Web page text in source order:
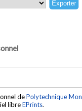
dePolytechnique
libreEPrints.